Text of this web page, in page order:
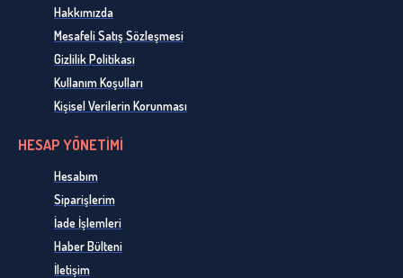
Hakkımızda
Mesafeli Satış Sözleşmesi
Gizlilik Politikası
Kullanım Koşulları
Kişisel Verilerin Korunması
HESAP YÖNETİMİ
Hesabım
Siparişlerim
İade İşlemleri
Haber Bülteni
İletişim